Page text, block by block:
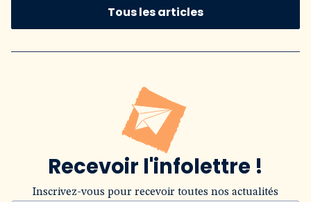
Tous les articles
Recevoir l'infolettre !
Inscrivez-vous pour recevoir toutes nos actualités